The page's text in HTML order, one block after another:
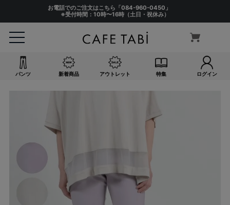
お電話でのご注文はこちら「084-960-0450 」
※受付時間：10時〜16時（土日・祝休み）
パンツ 新着商品 アウトレット 特集 ログイン